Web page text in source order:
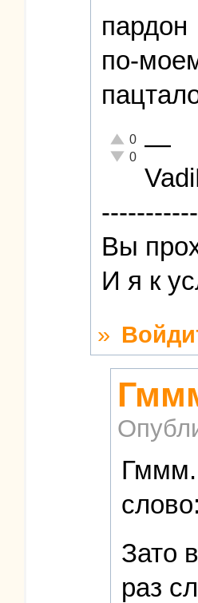
пардон
по-
Отлично!
0
Неадекватно!
0 —
Вы
И я к
»
Зато
раз